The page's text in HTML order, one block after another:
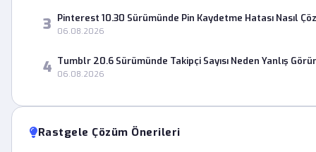
3 Pinterest 10.30 Sürümünde Pin Kaydetme Hatası Nasıl
06.08.2026
4 Tumblr 20.6 Sürümünde Takipçi Sayısı Neden Yanlış
06.08.2026
Rastgele Çözüm Önerileri